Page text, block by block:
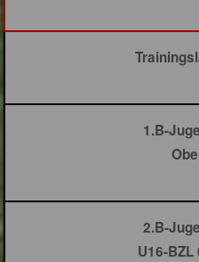
1.B-
2.B-
U16-